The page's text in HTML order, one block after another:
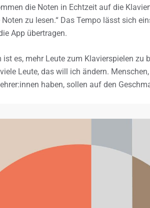
die Noten in Echtzeit auf die
zu lesen.“ Das Tempo lässt sich
App übertragen.
ist es, mehr Leute zum Klavierspielen zu
Leute, das will ich ändern.
haben, sollen auf den